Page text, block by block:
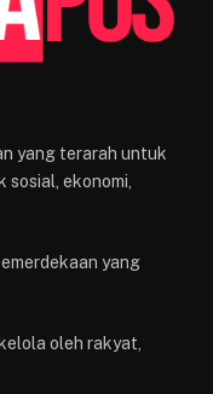
yang terarah untuk
ekonomi,
yang
oleh rakyat,